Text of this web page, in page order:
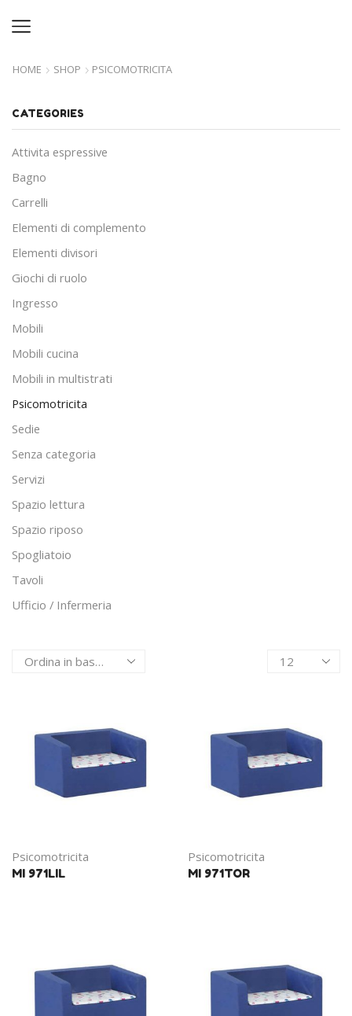
HOME SHOP PSICOMOTRICITA
Products
Psicomotricita
MI 971LIL
Psicomotricita
MI 971TOR
CATEGORIES
Attivita espressive
Bagno
Carrelli
Elementi di complemento
Elementi divisori
Giochi di ruolo
Ingresso
Mobili
Mobili cucina
Mobili in multistrati
Psicomotricita
Sedie
Senza categoria
Servizi
Spazio lettura
Spazio riposo
Spogliatoio
Tavoli
Ufficio / Infermeria